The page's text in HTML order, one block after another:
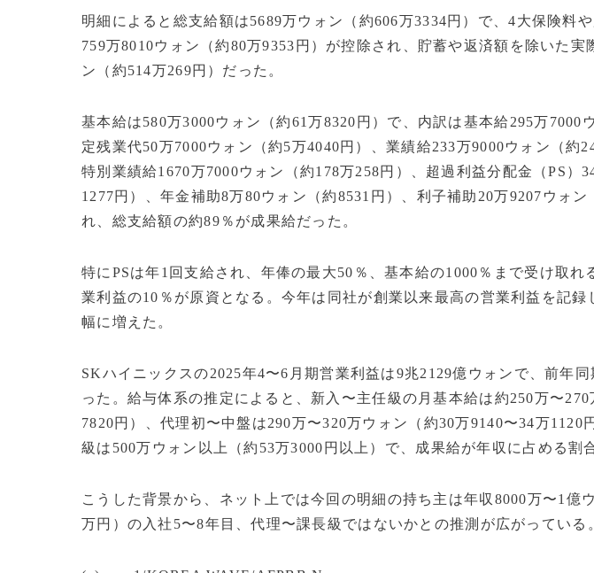
明細によると総支給額は5689万ウォン（約606万3334円）で、4大保険料
759万8010ウォン（約80万9353円）が控除され、貯蓄や返済額を除いた実
ン（約514万269円）だった。
基本給は580万3000ウォン（約61万8320円）で、内訳は基本給295万7000
定残業代50万7000ウォン（約5万4040円）、業績給233万9000ウォン（約
特別業績給1670万7000ウォン（約178万258円）、超過利益分配金（PS）
1277円）、年金補助8万80ウォン（約8531円）、利子補助20万9207ウォン
れ、総支給額の約89％が成果給だった。
特にPSは年1回支給され、年俸の最大50％、基本給の1000％まで受け取れ
業利益の10％が原資となる。今年は同社が創業以来最高の営業利益を記録
幅に増えた。
SKハイニックスの2025年4〜6月期営業利益は9兆2129億ウォンで、前年
った。給与体系の推定によると、新入〜主任級の月基本給は約250万〜
7820円）、代理初〜中盤は290万〜320万ウォン（約30万9140〜34万1120
級は500万ウォン以上（約53万3000円以上）で、成果給が年収に占める割
こうした背景から、ネット上では今回の明細の持ち主は年収8000万〜1億
万円）の入社5〜8年目、代理〜課長級ではないかとの推測が広がっている